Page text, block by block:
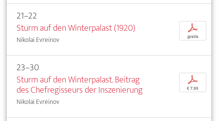
21–22
Sturm auf den Winterpalast (1920)
Nikolai Evreinov
p
gratis
23–30
Sturm auf den Winterpalast. Beitrag
des Chefregisseurs der Inszenierung
Nikolai Evreinov
p
€ 7,95